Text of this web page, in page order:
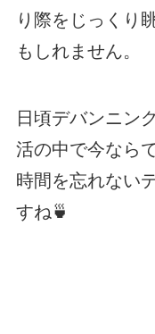
り際をじっくり
もしれません。
日頃デバンニン
活の中で今なら
時間を忘れない
すね🍵